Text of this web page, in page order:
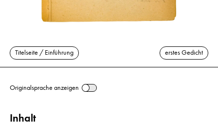
Titelseite / Einführung erstes Gedicht
Originalsprache anzeigen
Inhalt